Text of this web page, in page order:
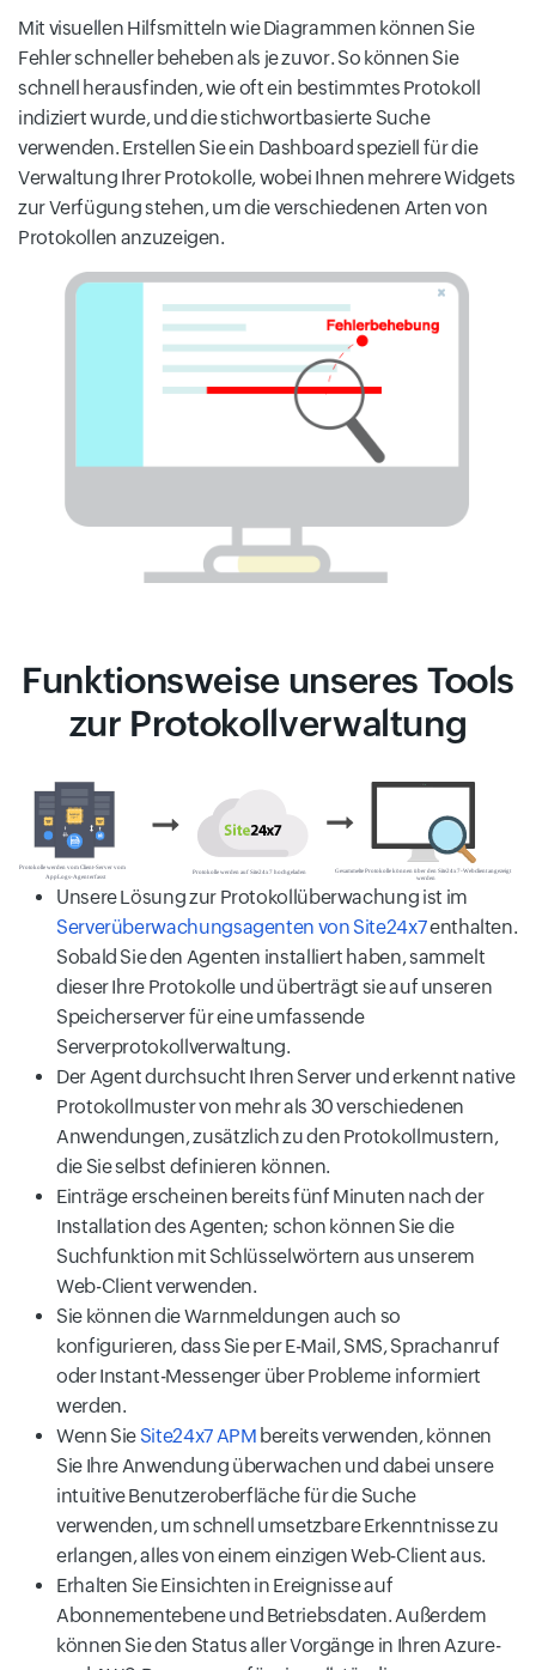
Mit visuellen Hilfsmitteln wie Diagrammen können Sie
Fehler schneller beheben als je zuvor. So können Sie
schnell herausfinden, wie oft ein bestimmtes Protokoll
indiziert wurde, und die stichwortbasierte Suche
verwenden. Erstellen Sie ein Dashboard speziell für die
Verwaltung Ihrer Protokolle, wobei Ihnen mehrere Widgets
zur Verfügung stehen, um die verschiedenen Arten von
Protokollen anzuzeigen.
Funktionsweise unseres Tools
zur Protokollverwaltung
Unsere Lösung zur Protokollüberwachung ist im
Serverüberwachungsagenten von Site24x7enthalten.
Sobald Sie den Agenten installiert haben, sammelt
dieser Ihre Protokolle und überträgt sie auf unseren
Speicherserver für eine umfassende
Serverprotokollverwaltung.
Der Agent durchsucht Ihren Server und erkennt native
Protokollmuster von mehr als 30 verschiedenen
Anwendungen, zusätzlich zu den Protokollmustern,
die Sie selbst definieren können.
Einträge erscheinen bereits fünf Minuten nach der
Installation des Agenten; schon können Sie die
Suchfunktion mit Schlüsselwörtern aus unserem
Web-Client verwenden.
Sie können die Warnmeldungen auch so
konfigurieren, dass Sie per E-Mail, SMS, Sprachanruf
oder Instant-Messenger über Probleme informiert
werden.
Wenn Sie Site24x7 APM bereits verwenden, können
Sie Ihre Anwendung überwachen und dabei unsere
intuitive Benutzeroberfläche für die Suche
verwenden, um schnell umsetzbare Erkenntnisse zu
erlangen, alles von einem einzigen Web-Client aus.
Erhalten Sie Einsichten in Ereignisse auf
Abonnementebene und Betriebsdaten. Außerdem
können Sie den Status aller Vorgänge in Ihren Azure-